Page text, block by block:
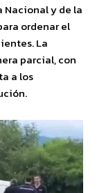
Nacional y de la
ordenar el
La
parcial, con
a los